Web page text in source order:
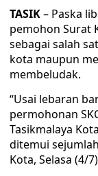
TASIK– Paska
pemohon Surat
sebagai salah
kota maupun
membeludak.
“Usai lebaran
permohonan
Tasikmalaya
ditemui
Kota, Selasa (4/